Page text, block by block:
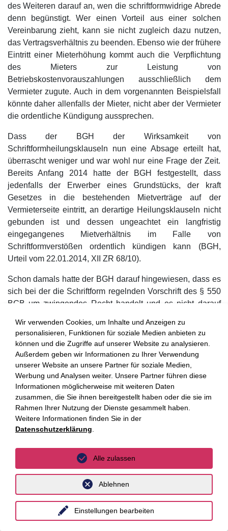
des Weiteren darauf an, wen die schriftformwidrige Abrede
denn begünstigt. Wer einen Vorteil aus einer solchen
Vereinbarung zieht, kann sie nicht zugleich dazu nutzen,
das Vertragsverhältnis zu beenden. Ebenso wie der frühere
Eintritt einer Mieterhöhung kommt auch die Verpflichtung
des Mieters zur Leistung von
Betriebskostenvorauszahlungen ausschließlich dem
Vermieter zugute. Auch in dem vorgenannten Beispielsfall
könnte daher allenfalls der Mieter, nicht aber der Vermieter
die ordentliche Kündigung aussprechen.
Dass der BGH der Wirksamkeit von
Schriftformheilungsklauseln nun eine Absage erteilt hat,
überrascht weniger und war wohl nur eine Frage der Zeit.
Bereits Anfang 2014 hatte der BGH festgestellt, dass
jedenfalls der Erwerber eines Grundstücks, der kraft
Gesetzes in die bestehenden Mietverträge auf der
Vermieterseite eintritt, an derartige Heilungsklauseln nicht
gebunden ist und dessen ungeachtet ein langfristig
eingegangenes Mietverhältnis im Falle von
Schriftformverstößen ordentlich kündigen kann (BGH,
Urteil vom 22.01.2014, XII ZR 68/10).
Schon damals hatte der BGH darauf hingewiesen, dass es
sich bei der die Schriftform regelnden Vorschrift des § 550
BGB um zwingendes Recht handelt und es nicht darauf
formularvertraglich als Allgemeine Geschäftsbedingung
vorgegeben oder ob sie von den Parteien individuell
ausgehandelt wurde. Insofern ist die jetzt ergangene
Entscheidung des BGH nur folgerichtig und konsequent.
Es ist nun zu erwarten, dass gerade die großen
gewerblichen Vermieter von Ladeneinheiten in
Einkaufszentren und dergleichen, sofern sie es nicht
ohnehin bereits tun, wieder in die Verhaltensmuster vor
Beginn der sogenannten Auflockerungsrechtsprechung
des BGH zurückfallen werden und Mietvertragsurkunden
sowie Nachträge produzieren, die jeden Notar erblassen
lassen, um jedem noch so kleinen Verdacht eines
Schriftformverstoßes entgegenzuwirken.
Ole-Jochen Melchior
Wir verwenden Cookies, um Inhalte und Anzeigen zu
personalisieren, Funktionen für soziale Medien anbieten zu
können und die Zugriffe auf unserer Website zu analysieren.
Außerdem geben wir Informationen zu Ihrer Verwendung
unserer Website an unsere Partner für soziale Medien,
Werbung und Analysen weiter. Unsere Partner führen diese
Informationen möglicherweise mit weiteren Daten
zusammen, die Sie ihnen bereitgestellt haben oder die sie im
Rahmen Ihrer Nutzung der Dienste gesammelt haben.
Weitere Informationen finden Sie in der
Datenschutzerklärung
Einstellungen bearbeiten
Ablehnen
Alle zulassen